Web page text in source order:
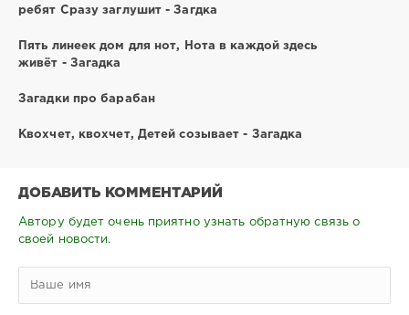
ребят Сразу заглушит - Загдка
Пять линеек дом для нот, Нота в каждой здесь
живёт - Загадка
Загадки про барабан
Квохчет, квохчет, Детей созывает - Загадка
ДОБАВИТЬ КОММЕНТАРИЙ
Автору будет очень приятно узнать обратную связь о
своей новости.